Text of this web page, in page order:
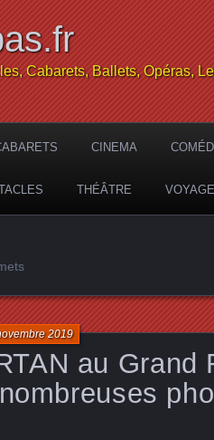
Cabarets, Ballets, Opéras,
CINEMA
THÉÂTRE
au Grand
2019